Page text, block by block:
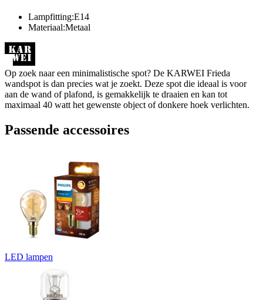
Lampfitting:E14
Materiaal:Metaal
Op zoek naar een minimalistische spot? De KARWEI Frieda
wandspot is dan precies wat je zoekt. Deze spot die ideaal is voor
aan de wand of plafond, is gemakkelijk te draaien en kan tot
maximaal 40 watt het gewenste object of donkere hoek verlichten.
Passende accessoires
LED lampen